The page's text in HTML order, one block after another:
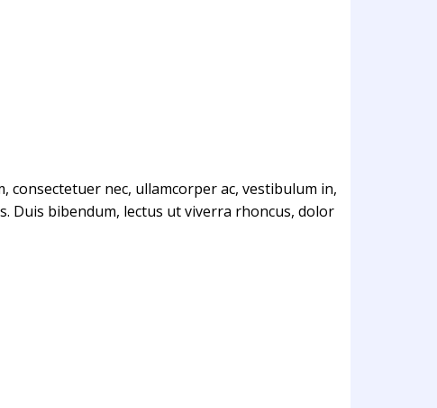
nec, ullamcorper ac, vestibulum in,
Duis bibendum, lectus ut viverra rhoncus, dolor